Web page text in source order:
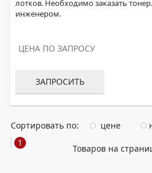
лотков. Необходимо заказать
инженером.
ЦЕНА ПО ЗАПРОСУ
ЗАПРОСИТЬ
Сортировать по: цене
1
Товаров на